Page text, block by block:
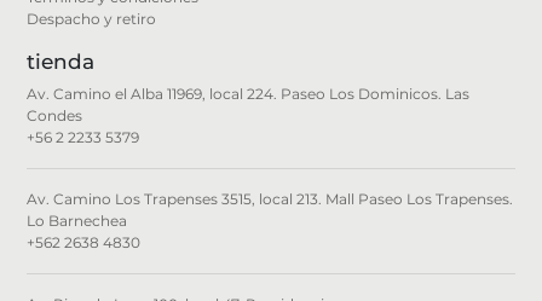
Despacho y retiro
tienda
Av. Camino el Alba 11969, local 224. Paseo Los Dominicos. Las
Condes
+56 2 2233 5379
Av. Camino Los Trapenses 3515, local 213. Mall Paseo Los Trapenses.
Lo Barnechea
+562 2638 4830